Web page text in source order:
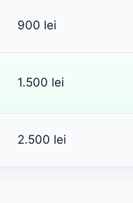
900 lei
1.500 lei
2.500 lei